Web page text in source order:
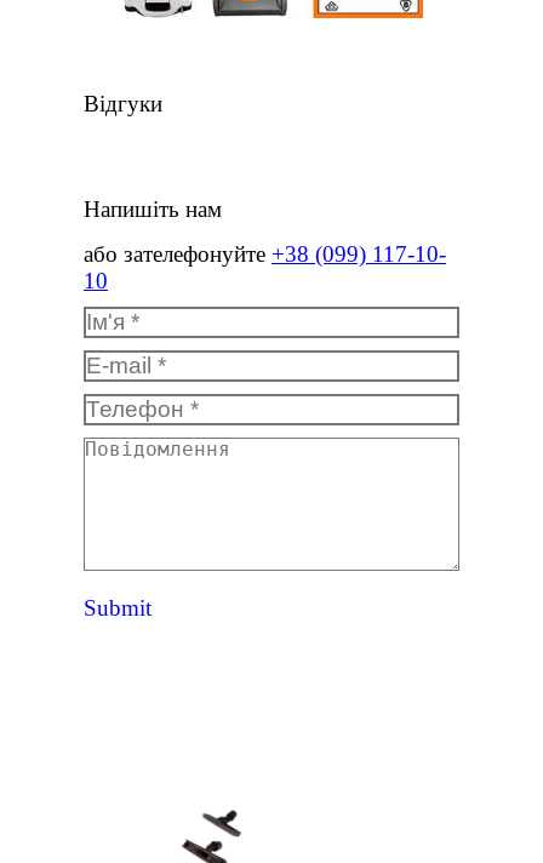
Відгуки
Напишіть нам
або зателефонуйте +38 (099) 117-10-
10
Ім'я *
E-mail *
Телефон *
Повідомлення
Submit